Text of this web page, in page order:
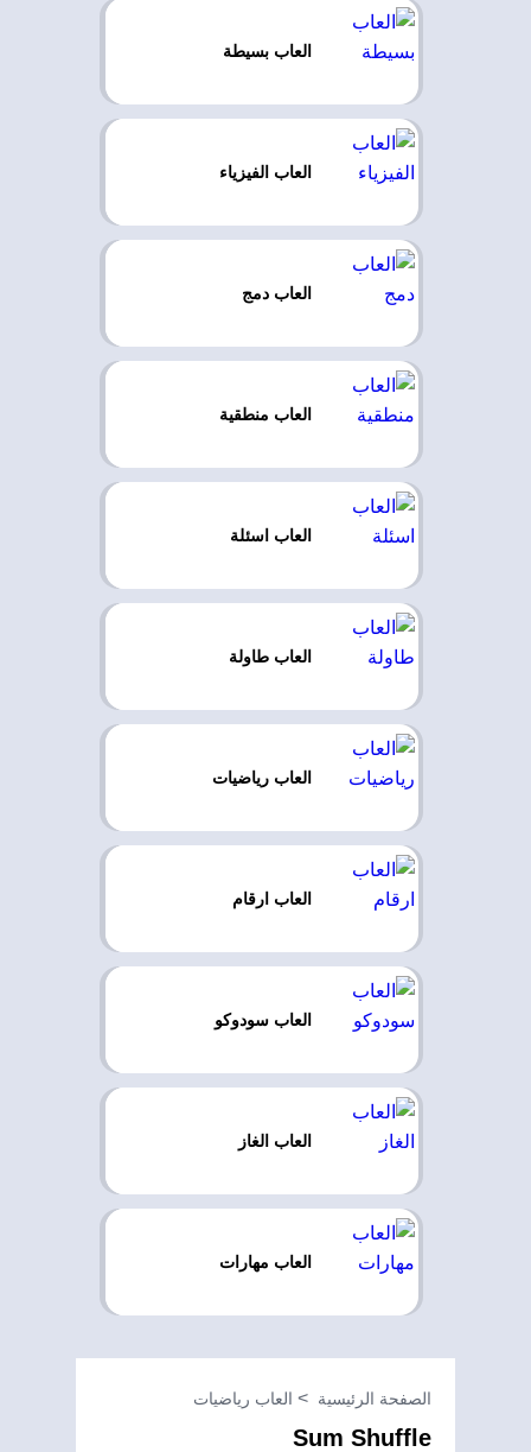
العاب بسيطة
العاب الفيزياء
العاب دمج
العاب منطقية
العاب اسئلة
العاب طاولة
العاب رياضيات
العاب ارقام
العاب سودوكو
العاب الغاز
العاب مهارات
الصفحة الرئيسية العاب رياضيات
Sum Shuffle